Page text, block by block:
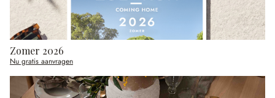
Zomer 2026
Nu gratis aanvragen